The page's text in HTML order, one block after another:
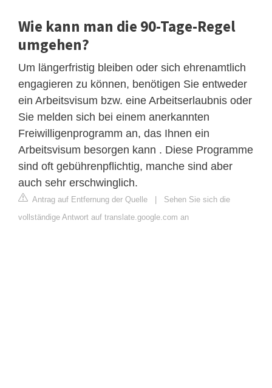
Wie kann man die 90-Tage-Regel
umgehen?
Um längerfristig bleiben oder sich ehrenamtlich
engagieren zu können, benötigen Sie entweder
ein Arbeitsvisum bzw. eine Arbeitserlaubnis oder
Sie melden sich bei einem anerkannten
Freiwilligenprogramm an, das Ihnen ein
Arbeitsvisum besorgen kann . Diese Programme
sind oft gebührenpflichtig, manche sind aber
auch sehr erschwinglich.
Antrag auf Entfernung der Quelle | Sehen Sie sich die
vollständige Antwort auf translate.google.com an